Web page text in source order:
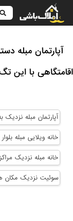
آپارتمان مبله
اقامتگاهی با این
آپارتمان مبله نزدیک
خانه ویلایی مبله
خانه مبله نزدیک
سوئیت نزدیک مکان